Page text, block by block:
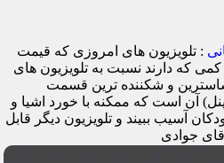
: تلویزیون های امروزی که قیمت
کمی که دارند نسبت به تلویزیون های
و شکننده ترین قسمت
آن است که ممکنه با خورد اشیا و
آسیب ببیند و تلویزیون دیگر قابل